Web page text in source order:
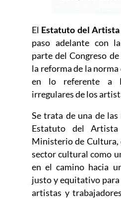
El Estatuto del Artista
paso adelante con
parte del Congreso
la reforma de la norma
en lo referente a
irregulares de los
Se trata de una de las
Estatuto del
Ministerio de Cultura,
sector cultural como
en el camino hacia
justo y equitativo
artistas y